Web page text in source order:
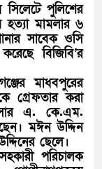
পুলিশের
মামলার ৬
সাবেক ওসি
বিজিবি’র
মাধবপুরের
গ্রেফতার করা
এ. কে.এম.
মঈন উদ্দিন
ছেলে।
পরিচালক